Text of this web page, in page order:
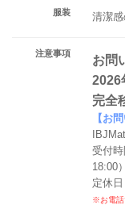
服装 清潔感
注意事項
お問
2026
完全
【お
受付
18:00）
定休
※お電話